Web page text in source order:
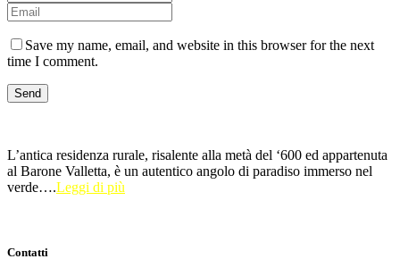
Save my name, email, and website in this browser for the next
time I comment.
L’antica residenza rurale, risalente alla metà del ‘600 ed appartenuta
al Barone Valletta, è un autentico angolo di paradiso immerso nel
verde….Leggi di più
Contatti